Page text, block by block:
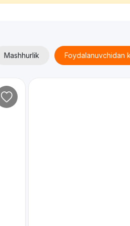
Mashhurlik Foydalanuvchidan